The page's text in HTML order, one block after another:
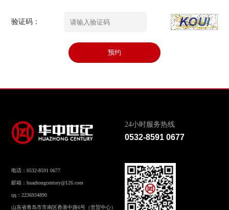
验证码：
预约
24小时服务热线
0532-8591 0677
电话：0532-8591 0677
邮箱：huazhongcentury@126.com
qq：2236934890
山东省青岛市市南区香港中路6号（世贸中心）